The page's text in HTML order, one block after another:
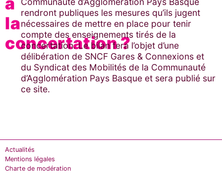
la
concertation ?
rendront publiques les mesures qu’ils jugent
nécessaires de mettre en place pour tenir
compte des enseignements tirés de la
concertation. Le bilan fera l’objet d’une
délibération de SNCF Gares & Connexions et
du Syndicat des Mobilités de la Communauté
d’Agglomération Pays Basque et sera publié sur
ce site.
Actualités
Mentions légales
Charte de modération​